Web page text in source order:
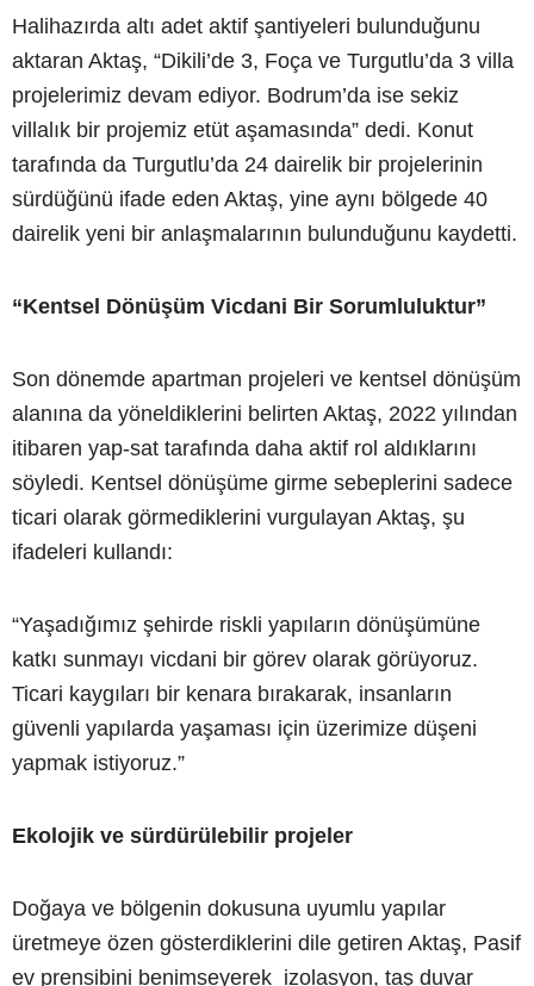
Halihazırda altı adet aktif şantiyeleri bulunduğunu
aktaran Aktaş, “Dikili’de 3, Foça ve Turgutlu’da 3 villa
projelerimiz devam ediyor. Bodrum’da ise sekiz
villalık bir projemiz etüt aşamasında” dedi. Konut
tarafında da Turgutlu’da 24 dairelik bir projelerinin
sürdüğünü ifade eden Aktaş, yine aynı bölgede 40
dairelik yeni bir anlaşmalarının bulunduğunu kaydetti.
“Kentsel Dönüşüm Vicdani Bir Sorumluluktur”
Son dönemde apartman projeleri ve kentsel dönüşüm
alanına da yöneldiklerini belirten Aktaş, 2022 yılından
itibaren yap-sat tarafında daha aktif rol aldıklarını
söyledi. Kentsel dönüşüme girme sebeplerini sadece
ticari olarak görmediklerini vurgulayan Aktaş, şu
ifadeleri kullandı:
“Yaşadığımız şehirde riskli yapıların dönüşümüne
katkı sunmayı vicdani bir görev olarak görüyoruz.
Ticari kaygıları bir kenara bırakarak, insanların
güvenli yapılarda yaşaması için üzerimize düşeni
yapmak istiyoruz.”
Ekolojik ve sürdürülebilir projeler
Doğaya ve bölgenin dokusuna uyumlu yapılar
üretmeye özen gösterdiklerini dile getiren Aktaş, Pasif
ev prensibini benimseyerek izolasyon, taş duvar